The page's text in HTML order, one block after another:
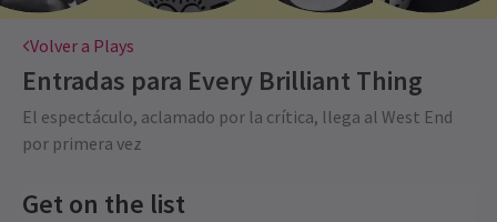
Volver a Plays
Entradas para Every Brilliant Thing
El espectáculo, aclamado por la crítica, llega al West End
por primera vez
Get on the list